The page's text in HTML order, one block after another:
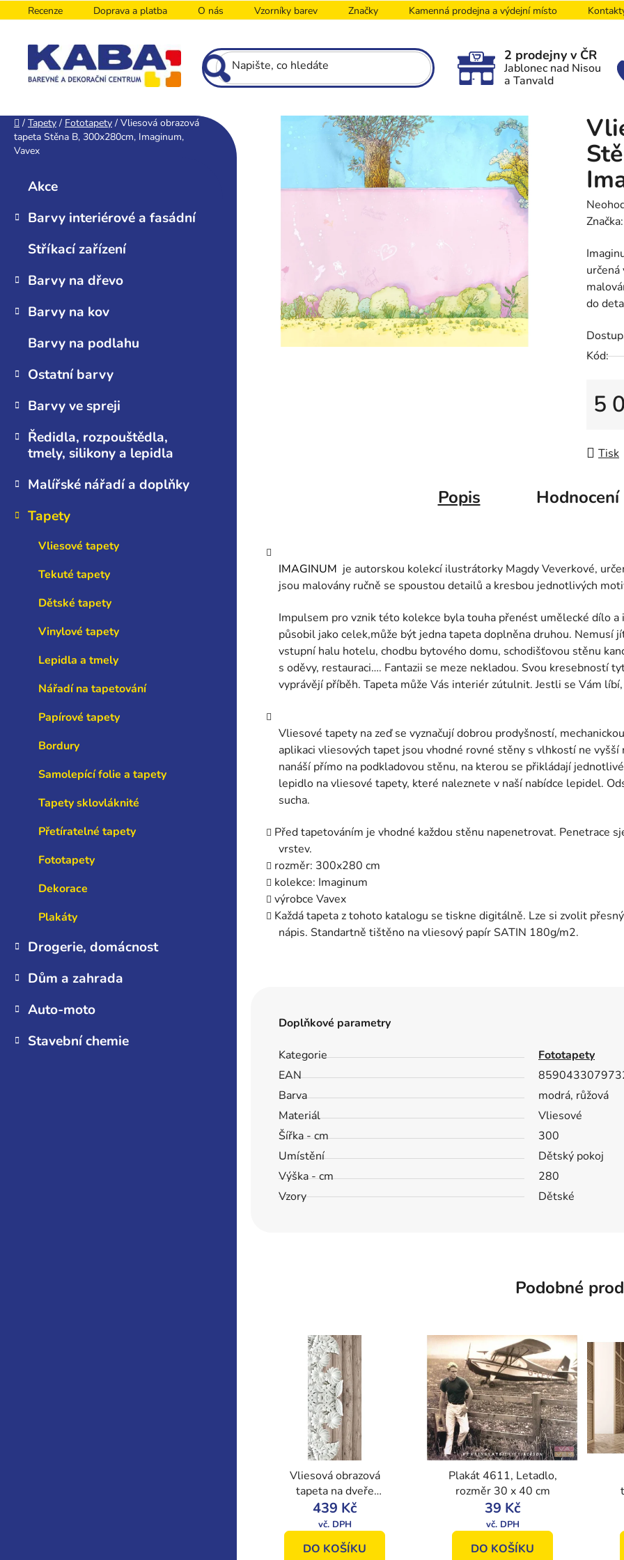
na
Recenze Doprava a platba O nás Vzorníky barev Značky Kamenná prodejna a výdejní místo
2 prodejny v ČR
Jablonec nad Nisou
a Tanvald
Domů
/ Tapety / Fototapety / Vliesová obrazová
tapeta Stěna B, 300x280cm, Imaginum,
Vavex
kategorieAkce
Barvy interiérové a fasádní
Stříkací zařízení
Barvy na dřevo
Barvy na kov
Barvy na podlahu
Ostatní barvy
Barvy ve spreji
Ředidla, rozpouštědla,
tmely, silikony a lepidla
Malířské nářadí a doplňky
Tapety
Vliesové tapety
Tekuté tapety
Dětské tapety
Vinylové tapety
Lepidla a tmely
Nářadí na tapetování
Papírové tapety
Bordury
Samolepící folie a tapety
Tapety sklovláknité
Přetíratelné tapety
Fototapety
Dekorace
Plakáty
Drogerie, domácnost
Dům a zahrada
Auto-moto
Stavební chemie
je
0,0
z
5
do
Kód:
5
Tisk
Popis Hodnocení
IMAGINUM je autorskou kolekcí ilustrátorky Magdy Veverkové,
jsou malovány ručně se spoustou detailů a kresbou jednotlivých
Impulsem pro vznik této kolekce byla touha přenést umělecké dílo
působil jako celek,může být jedna tapeta doplněna druhou. Nemusí
vstupní halu hotelu, chodbu bytového domu, schodišťovou stěnu
s oděvy, restauraci…. Fantazii se meze nekladou. Svou kresebností
vyprávějí příběh. Tapeta může Vás interiér zútulnit. Jestli se Vám
Vliesové tapety na zeď se vyznačují dobrou prodyšností,
aplikaci vliesových tapet jsou vhodné rovné stěny s vlhkostí ne
nanáší přímo na podkladovou stěnu, na kterou se přikládají
lepidlo na vliesové tapety, které naleznete v naší nabídce lepidel.
sucha.
Před tapetováním je vhodné každou stěnu napenetrovat. Penetrace s
vrstev.
rozměr: 300x280 cm
kolekce: Imaginum
výrobce Vavex
Každá tapeta z tohoto katalogu se tiskne digitálně. Lze si zvolit
nápis. Standartně tištěno na vliesový papír SATIN 180g/m2.
Doplňkové parametry
Kategorie
Fototapety
EAN
Barva
modrá, růžová
Materiál
Vliesové
Šířka - cm
300
Umístění
Dětský pokoj
Výška - cm
280
Vzory
Dětské
Podobné
Vliesová obrazová
tapeta na dveře
33103, 91 x 211 cm,
Photomurals, Vavex
439 Kč
DO KOŠÍKU
Plakát 4611, Letadlo,
rozměr 30 x 40 cm
39 Kč
DO KOŠÍKU